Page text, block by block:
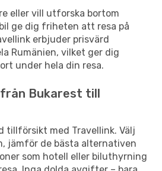
eller vill utforska bortom
ge dig friheten att resa på
erbjuder prisvärd
Rumänien, vilket ger dig
under hela din resa.
Bukarest till
tillförsikt med Travellink. Välj
jämför de bästa alternativen
som hotell eller biluthyrning